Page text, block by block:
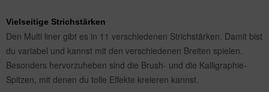
Vielseitige Strichstärken
Den Multi liner gibt es in 11 verschiedenen Strichstärken. Damit bist
du variabel und kannst mit den verschiedenen Breiten spielen.
Besonders hervorzuheben sind die Brush- und die Kalligraphie-
Spitzen, mit denen du tolle Effekte kreieren kannst.